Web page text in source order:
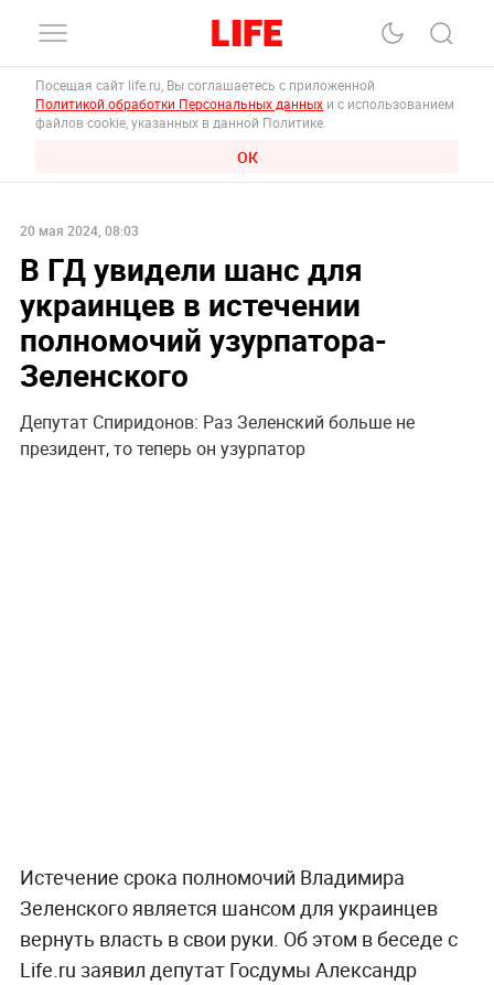
Посещая сайт life.ru, Вы соглашаетесь с приложенной
Политикой обработки Персональных данных и с использованием
файлов cookie, указанных в данной Политике.
ОК
20 мая 2024, 08:03
В ГД увидели шанс для
украинцев в истечении
полномочий узурпатора-
Зеленского
Депутат Спиридонов: Раз Зеленский больше не
президент, то теперь он узурпатор
Истечение срока полномочий Владимира
Зеленского является шансом для украинцев
вернуть власть в свои руки. Об этом в беседе с
Life.ru заявил депутат Госдумы Александр